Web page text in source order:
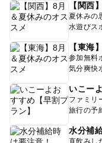
【関西
夏休みの
水遊びス
【東海
参加無料
気分爽快
いこー
ファミリ
旅行の予
水分補